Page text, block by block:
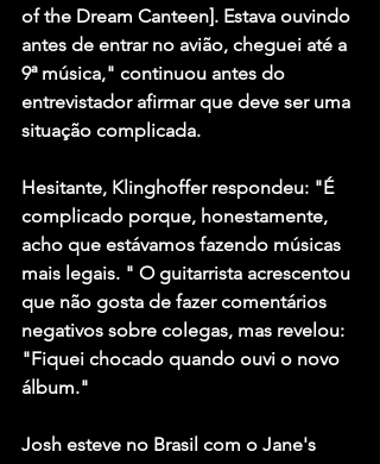
of the Dream Canteen]. Estava ouvindo
antes de entrar no avião, cheguei até a
9ª música," continuou antes do
entrevistador afirmar que deve ser uma
situação complicada.
Hesitante, Klinghoffer respondeu: "É
complicado porque, honestamente,
acho que estávamos fazendo músicas
mais legais. " O guitarrista acrescentou
que não gosta de fazer comentários
negativos sobre colegas, mas revelou:
"Fiquei chocado quando ouvi o novo
álbum."
Josh esteve no Brasil com o Jane's